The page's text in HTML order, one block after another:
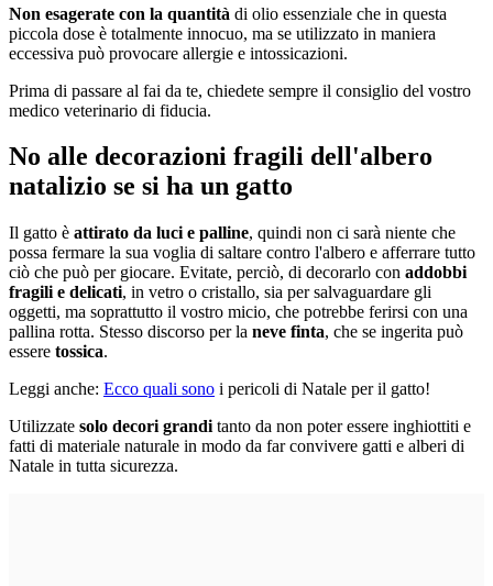
Non esagerate con la quantità di olio essenziale che in questa
piccola dose è totalmente innocuo, ma se utilizzato in maniera
eccessiva può provocare allergie e intossicazioni.
Prima di passare al fai da te, chiedete sempre il consiglio del vostro
medico veterinario di fiducia.
No alle decorazioni fragili dell'albero
natalizio se si ha un gatto
Il gatto è attirato da luci e palline, quindi non ci sarà niente che
possa fermare la sua voglia di saltare contro l'albero e afferrare tutto
ciò che può per giocare. Evitate, perciò, di decorarlo con addobbi
fragili e delicati, in vetro o cristallo, sia per salvaguardare gli
oggetti, ma soprattutto il vostro micio, che potrebbe ferirsi con una
pallina rotta. Stesso discorso per la neve finta, che se ingerita può
essere tossica.
Leggi anche: Ecco quali sono i pericoli di Natale per il gatto!
Utilizzate solo decori grandi tanto da non poter essere inghiottiti e
fatti di materiale naturale in modo da far convivere gatti e alberi di
Natale in tutta sicurezza.